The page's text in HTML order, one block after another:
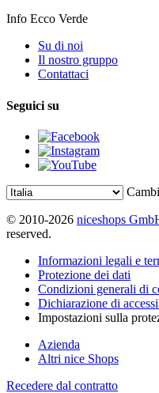
Info Ecco Verde
Su di noi
Il nostro gruppo
Contattaci
Seguici su
© 2010-2026 niceshops
reserved.
Informazioni legali e
Protezione dei dati
Condizioni generali di
Dichiarazione di
Impostazioni sulla
Azienda
Altri nice Shops
Recedere dal contratto